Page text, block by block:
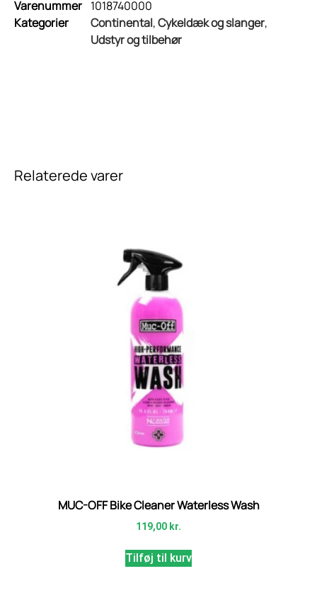
Varenummer 1018740000
Kategorier
Continental,Cykeldæk og slanger,
Udstyr og tilbehør
Relaterede varer
MUC-OFF Bike Cleaner Waterless Wash
119,00 kr.
Tilføj til kurv